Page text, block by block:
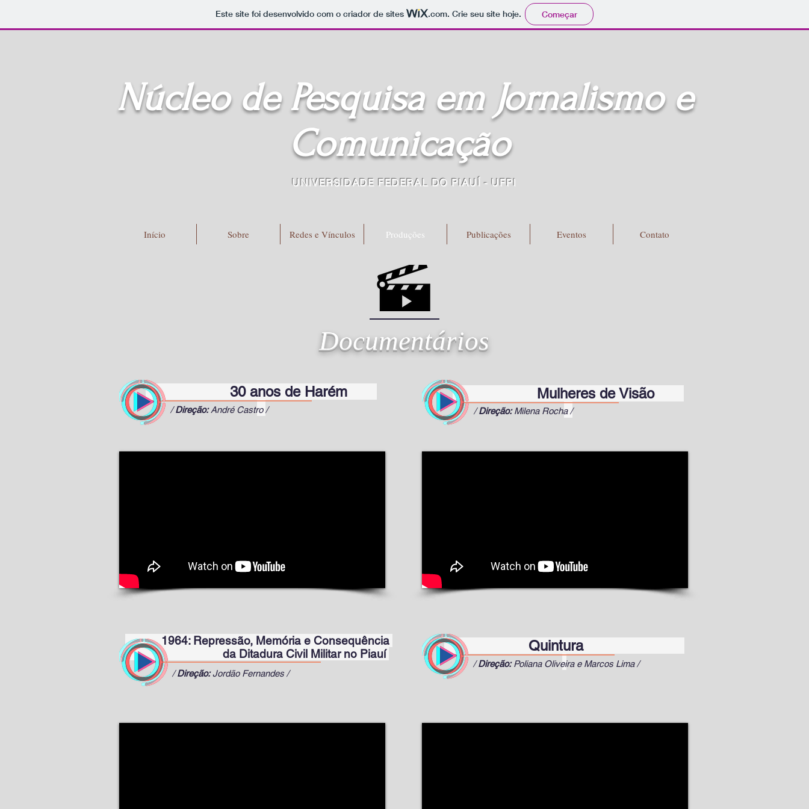
Este site foi desenvolvido com o criador de sites .com. Crie seu site hoje. Começar
Núcleo de Pesquisa em Jornalismo e
Comunicação
UNIVERSIDADE FEDERAL DO PIAUÍ - UFPI
Início Sobre Redes e Vínculos Produções Publicações Eventos Contato
Documentários
30 anos de Harém
/Direção:André Castro /
Mulheres de Visão
/Direção:Milena Rocha /
1964: Repressão, Memória e Consequência
da Ditadura Civil Militar no Piauí
/Direção:Jordão Fernandes /
Quintura
/Direção:Poliana Oliveira e Marcos Lima /